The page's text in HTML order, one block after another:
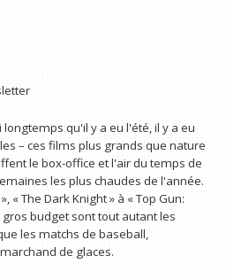
qu'il y a eu l'été, il y a eu
– ces films plus grands que nature
le box-office et l'air du temps de
les plus chaudes de l'année.
« The Dark Knight » à « Top Gun:
gros budget sont tout autant les
les matchs de baseball,
de glaces.